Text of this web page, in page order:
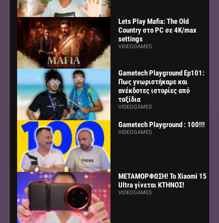
Lets Play Mafia: The Old
Country στο PC σε 4K/max
settings
VIDEOGAMES
Gametech Playground Ep101:
Πως γνωριστήκαμε και
ανέκδοτες ιστορίες από
ταξίδια
VIDEOGAMES
Gametech Playground : 100!!!
VIDEOGAMES
ΜΕΤΑΜΟΡΦΩΣΗ! Το Xiaomi 15
Ultra γίνεται ΚΤΗΝΟΣ!
VIDEOGAMES